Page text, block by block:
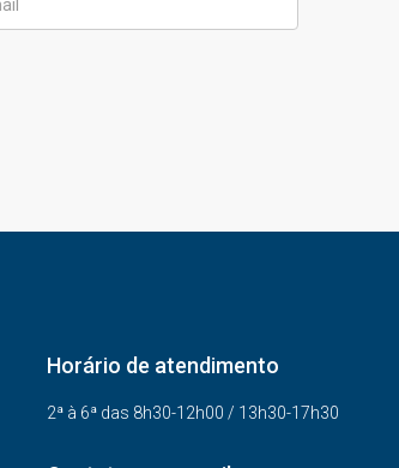
Horário de atendimento
2ª à 6ª das 8h30-12h00 / 13h30-17h30